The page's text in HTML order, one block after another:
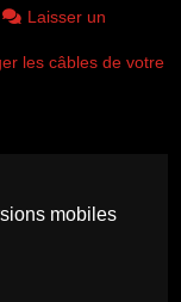
Laisser un
les câbles de votre
mobiles